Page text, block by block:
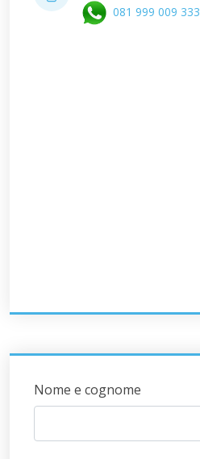
081 999 009 333
Nome e cognome